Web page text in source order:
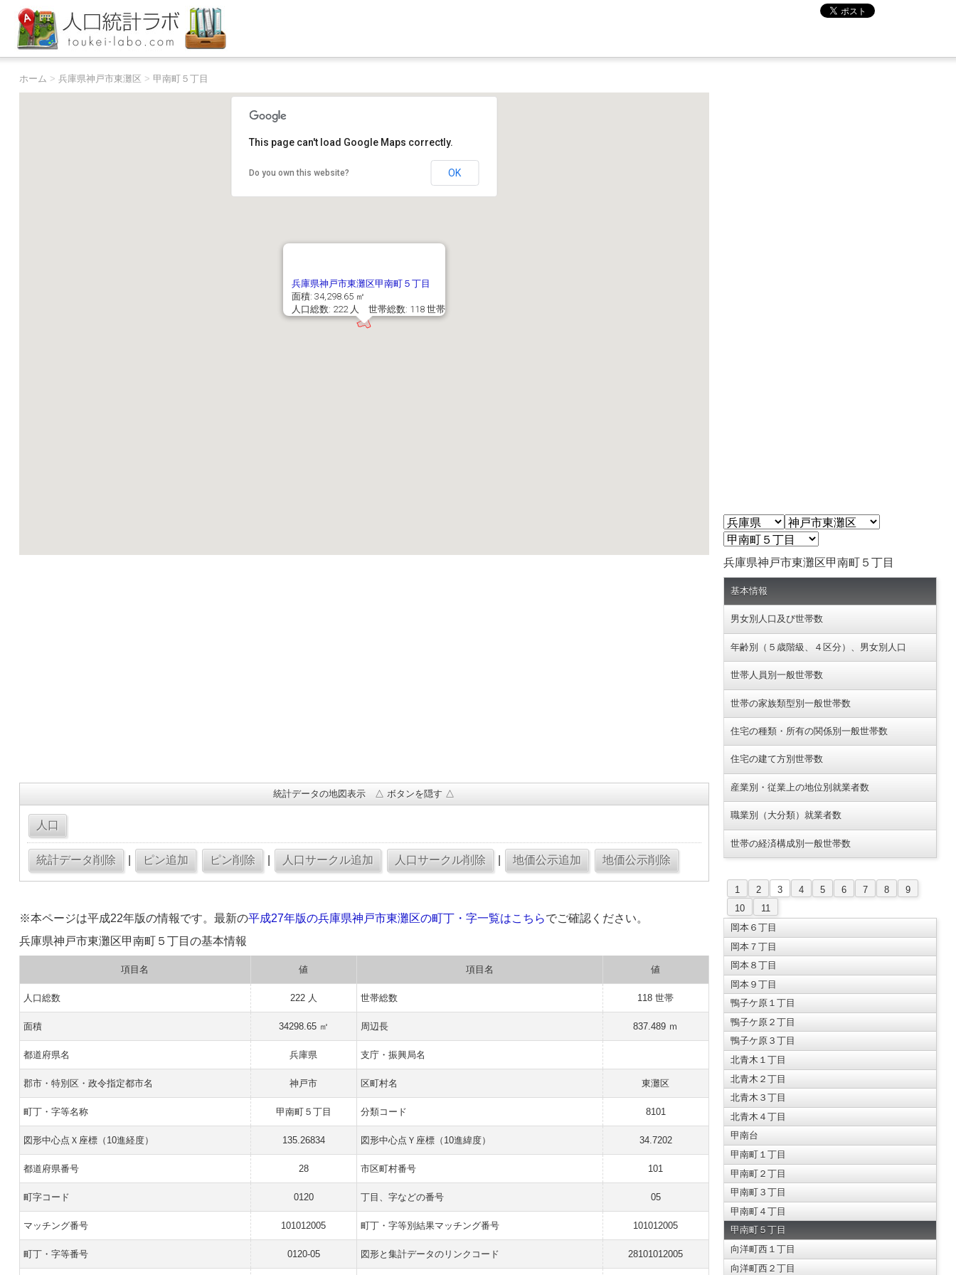
ホーム > 兵庫県神戸市東灘区 > 甲南町５丁目
兵庫県神戸市東灘区甲南町５丁目
面積: 34,298.65 ㎡
人口総数: 222 人 世帯総数: 118 世帯
This page can't load Google Maps correctly.
Do you own this website? OK
統計データの地図表示 △ ボタンを隠す △
※本ページは平成22年版の情報です。最新の平成27年版の兵庫県神戸市東灘区の町丁・字一覧はこちらでご確認ください。
兵庫県神戸市東灘区甲南町５丁目の基本情報
項目名 値 項目名 値
人口総数 222 人 世帯総数 118 世帯
面積 34298.65 ㎡ 周辺長 837.489 ｍ
都道府県名 兵庫県 支庁・振興局名
郡市・特別区・政令指定都市名 神戸市 区町村名 東灘区
町丁・字等名称 甲南町５丁目 分類コード 8101
図形中心点Ｘ座標（10進経度） 135.26834 図形中心点Ｙ座標（10進緯度） 34.7202
都道府県番号 28 市区町村番号 101
町字コード 0120 丁目、字などの番号 05
マッチング番号 101012005 町丁・字等別結果マッチング番号 101012005
町丁・字等番号 0120-05 図形と集計データのリンクコード 28101012005
兵庫県神戸市東灘区甲南町５丁目
基本情報
男女別人口及び世帯数
年齢別（５歳階級、４区分）、男女別人口
世帯人員別一般世帯数
世帯の家族類型別一般世帯数
住宅の種類・所有の関係別一般世帯数
住宅の建て方別世帯数
産業別・従業上の地位別就業者数
職業別（大分類）就業者数
世帯の経済構成別一般世帯数
1 2 3 4 5 6 7 8
9
10
11
岡本６丁目
岡本７丁目
岡本８丁目
岡本９丁目
鴨子ケ原１丁目
鴨子ケ原２丁目
鴨子ケ原３丁目
北青木１丁目
北青木２丁目
北青木３丁目
北青木４丁目
甲南台
甲南町１丁目
甲南町２丁目
甲南町３丁目
甲南町４丁目
甲南町５丁目
向洋町西１丁目
向洋町西２丁目